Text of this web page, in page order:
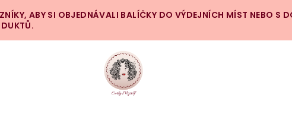
ABY SI OBJEDNÁVALI BALÍČKY DO VÝDEJNÍCH MÍST NEBO S